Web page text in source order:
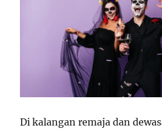
Di kalangan remaja dan